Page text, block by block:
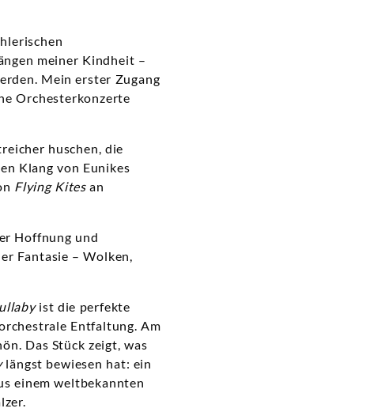
meiner Kindheit –
Mein erster Zugang
Orchesterkonzerte
huschen, die
Klang von Eunikes
Flying Kites an
Hoffnung und
Fantasie – Wolken,
ist die perfekte
Entfaltung. Am
Das Stück zeigt, was
längst bewiesen hat: ein
einem weltbekannten